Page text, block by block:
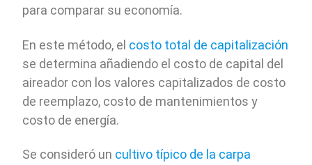
para comparar su economía.
En este método, el costo total de capitalización
se determina añadiendo el costo de capital del
aireador con los valores capitalizados de costo
de reemplazo, costo de mantenimientos y
costo de energía.
Se consideró un cultivo típico de la carpa